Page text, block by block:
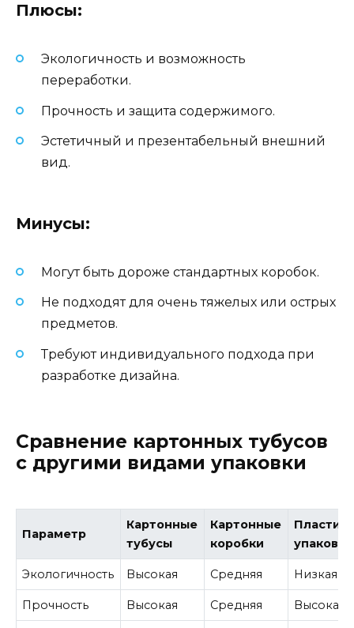
Плюсы:
Экологичность и возможность
переработки.
Прочность и защита содержимого.
Эстетичный и презентабельный внешний
вид.
Минусы:
Могут быть дороже стандартных коробок.
Не подходят для очень тяжелых или острых
предметов.
Требуют индивидуального подхода при
разработке дизайна.
Сравнение картонных тубусов
с другими видами упаковки
Параметр
Картонные
тубусы
Картонные
коробки
упаковка
Экологичность Высокая Средняя Низкая
Прочность Высокая Средняя Высокая